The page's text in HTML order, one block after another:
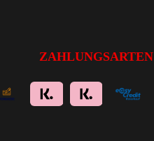
ZAHLUNGSARTEN